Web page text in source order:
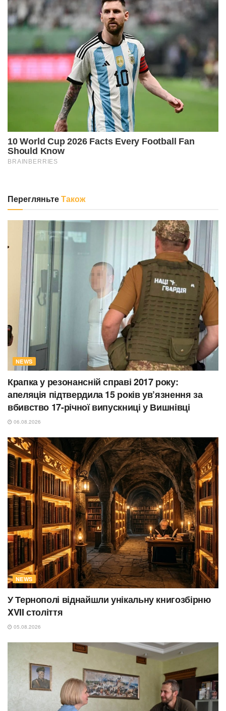
ПерегляньтеТакож
NEWS
Крапка у резонансній справі 2017 року:
апеляція підтвердила 15 років ув’язнення за
вбивство 17-річної випускниці у Вишнівці
06.08.2026
NEWS
У Тернополі віднайшли унікальну книгозбірню
XVII століття
05.08.2026